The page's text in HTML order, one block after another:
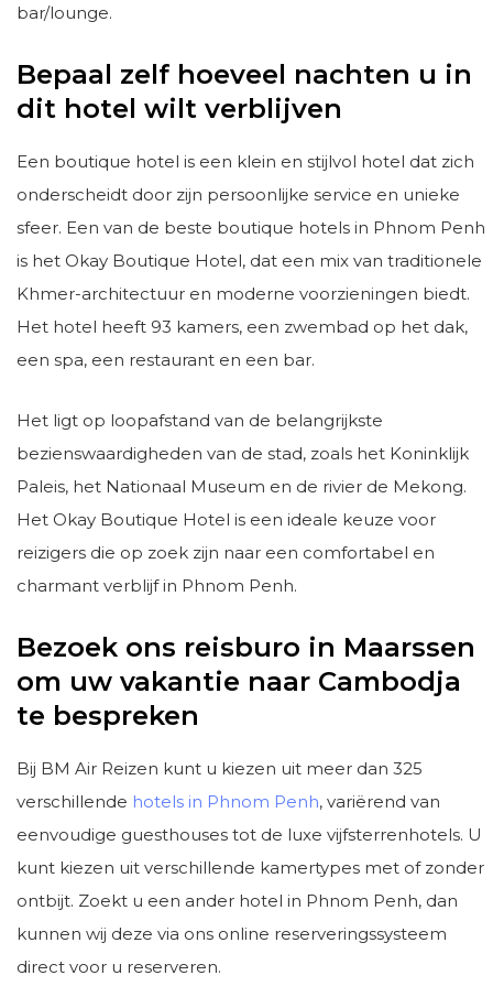
bar/lounge.
Bepaal zelf hoeveel nachten u in
dit hotel wilt verblijven
Een boutique hotel is een klein en stijlvol hotel dat zich
onderscheidt door zijn persoonlijke service en unieke
sfeer. Een van de beste boutique hotels in Phnom Penh
is het Okay Boutique Hotel, dat een mix van traditionele
Khmer-architectuur en moderne voorzieningen biedt.
Het hotel heeft 93 kamers, een zwembad op het dak,
een spa, een restaurant en een bar.
Het ligt op loopafstand van de belangrijkste
bezienswaardigheden van de stad, zoals het Koninklijk
Paleis, het Nationaal Museum en de rivier de Mekong.
Het Okay Boutique Hotel is een ideale keuze voor
reizigers die op zoek zijn naar een comfortabel en
charmant verblijf in Phnom Penh.
Bezoek ons reisburo in Maarssen
om uw vakantie naar Cambodja
te bespreken
Bij BM Air Reizen kunt u kiezen uit meer dan 325
verschillende hotels in Phnom Penh, variërend van
eenvoudige guesthouses tot de luxe vijfsterrenhotels. U
kunt kiezen uit verschillende kamertypes met of zonder
ontbijt. Zoekt u een ander hotel in Phnom Penh, dan
kunnen wij deze via ons online reserveringssysteem
direct voor u reserveren.